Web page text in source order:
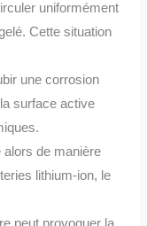
uniformément
Cette situation
une corrosion
surface active
alors de manière
lithium-ion, le